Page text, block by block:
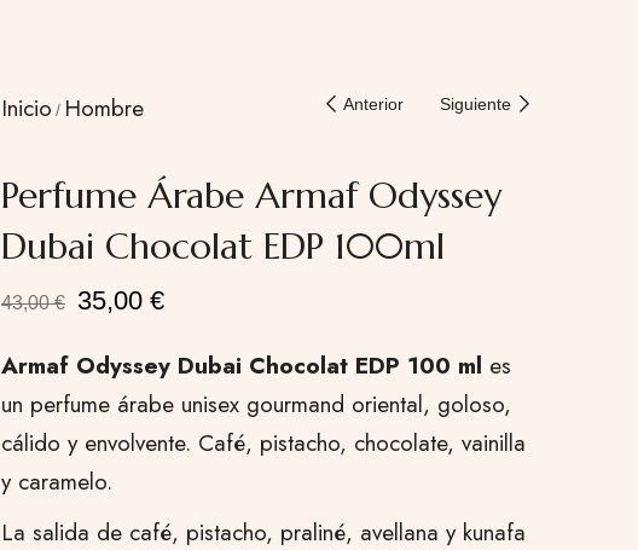
Inicio Hombre Anterior Siguiente
Perfume Árabe Armaf Odyssey
Dubai Chocolat EDP 100ml
43,00€ 35,00 €
Armaf Odyssey Dubai Chocolat EDP 100 ml es
un perfume árabe unisex gourmand oriental, goloso,
cálido y envolvente. Café, pistacho, chocolate, vainilla
y caramelo.
La salida de café, pistacho, praliné, avellana y kunafa